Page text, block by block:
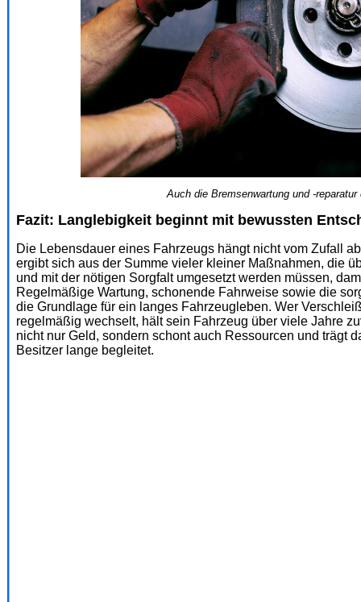
Auch die Bremsenwartung und -
Fazit: Langlebigkeit beginnt mit bewussten
Die Lebensdauer eines Fahrzeugs hängt nicht vom Zufall
ergibt sich aus der Summe vieler kleiner Maßnahmen, die
und mit der nötigen Sorgfalt umgesetzt werden müssen,
Regelmäßige Wartung, schonende Fahrweise sowie die
die Grundlage für ein langes Fahrzeugleben. Wer
regelmäßig wechselt, hält sein Fahrzeug über viele Jahre
nicht nur Geld, sondern schont auch Ressourcen und trägt
Besitzer lange begleitet.